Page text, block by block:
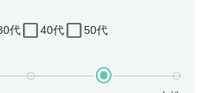
代 40代
50代